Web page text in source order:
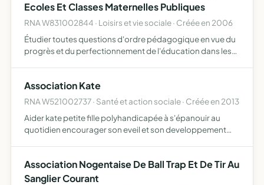
Ecoles Et Classes Maternelles Publiques
RNA W831002844 · Loisirs et vie sociale · Créée en 2006
Étudier toutes questions d'ordre pédagogique en vue du
progrès et du perfectionnement de l'éducation dans les
Association Kate
RNA W521002737 · Santé et action sociale · Créée en 2013
Aider kate petite fille polyhandicapée à s'épanouir au
quotidien encourager son eveil et son developpement
par…
Association Nogentaise De Ball Trap Et De Tir Au
Sanglier Courant